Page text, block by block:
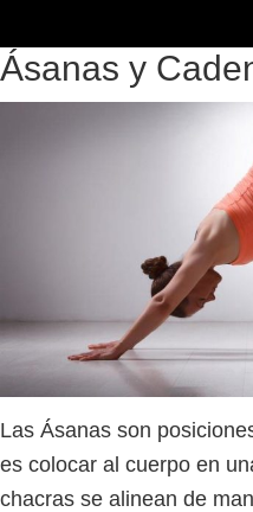
al
contenido
al
pie
Ásanas y
Las Ásanas son
es colocar al cuerpo en
chacras se alinean de